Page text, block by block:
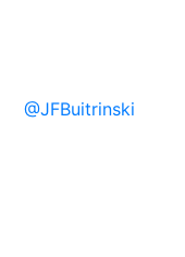
@JFBuitrinski